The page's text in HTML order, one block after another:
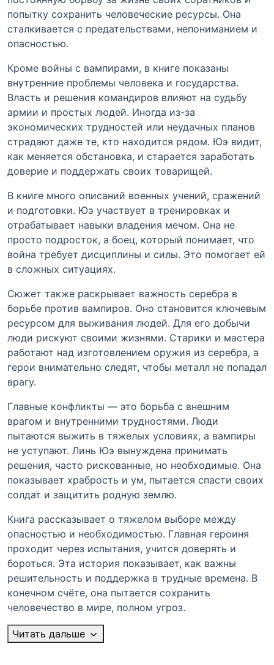
попытку сохранить человеческие ресурсы. Она
сталкивается с предательствами, непониманием и
опасностью.
Кроме войны с вампирами, в книге показаны
внутренние проблемы человека и государства.
Власть и решения командиров влияют на судьбу
армии и простых людей. Иногда из-за
экономических трудностей или неудачных планов
страдают даже те, кто находится рядом. Юэ видит,
как меняется обстановка, и старается заработать
доверие и поддержать своих товарищей.
В книге много описаний военных учений, сражений
и подготовки. Юэ участвует в тренировках и
отрабатывает навыки владения мечом. Она не
просто подросток, а боец, который понимает, что
война требует дисциплины и силы. Это помогает ей
в сложных ситуациях.
Сюжет также раскрывает важность серебра в
борьбе против вампиров. Оно становится ключевым
ресурсом для выживания людей. Для его добычи
люди рискуют своими жизнями. Старики и мастера
работают над изготовлением оружия из серебра, а
герои внимательно следят, чтобы металл не попадал
врагу.
Главные конфликты — это борьба с внешним
врагом и внутренними трудностями. Люди
пытаются выжить в тяжелых условиях, а вампиры
не уступают. Линь Юэ вынуждена принимать
решения, часто рискованные, но необходимые. Она
показывает храбрость и ум, пытается спасти своих
солдат и защитить родную землю.
Книга рассказывает о тяжелом выборе между
опасностью и необходимостью. Главная героиня
проходит через испытания, учится доверять и
бороться. Эта история показывает, как важны
решительность и поддержка в трудные времена. В
конечном счёте, она пытается сохранить
человечество в мире, полном угроз.
Читать дальше